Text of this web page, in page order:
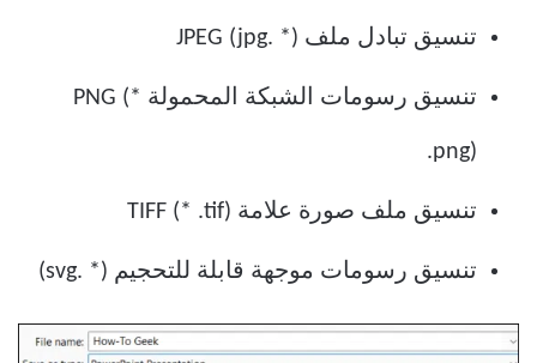
تنسيق تبادل ملف JPEG (jpg. *)
تنسيق رسومات الشبكة المحمولة PNG (*
.png)
تنسيق ملف صورة علامة TIFF (* .tif)
تنسيق رسومات موجهة قابلة للتحجيم (* .svg)